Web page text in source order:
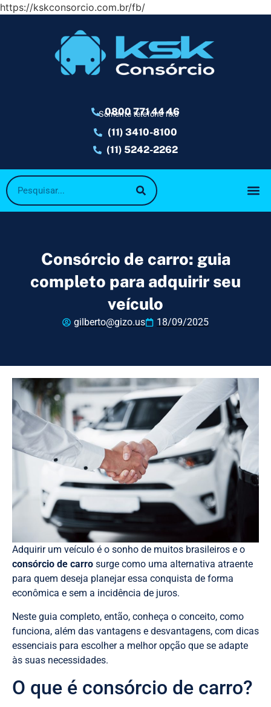
https://kskconsorcio.com.br/fb/
0800 771 44 46
Somente telefone fixo
(11) 3410-8100
(11) 5242-2262
Consórcio de carro: guia
completo para adquirir seu
veículo
gilberto@gizo.us 18/09/2025
Adquirir um veículo é o sonho de muitos brasileiros e o
consórcio de carro surge como uma alternativa atraente
para quem deseja planejar essa conquista de forma
econômica e sem a incidência de juros.
Neste guia completo, então, conheça o conceito, como
funciona, além das vantagens e desvantagens, com dicas
essenciais para escolher a melhor opção que se adapte
às suas necessidades.
O que é consórcio de carro?